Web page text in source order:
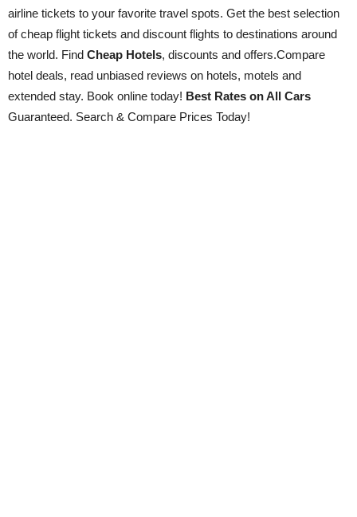
airline tickets to your favorite travel spots. Get the best selection
of cheap flight tickets and discount flights to destinations around
the world. Find Cheap Hotels, discounts and offers.Compare
hotel deals, read unbiased reviews on hotels, motels and
extended stay. Book online today! Best Rates on All Cars
Guaranteed. Search & Compare Prices Today!